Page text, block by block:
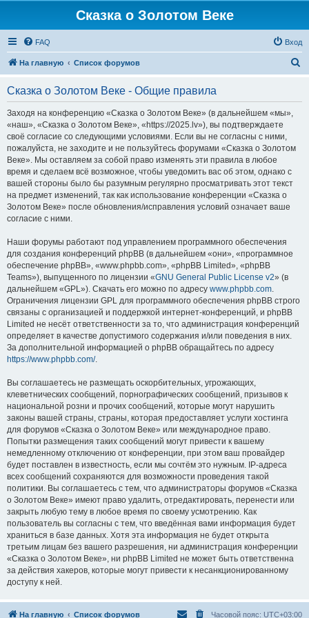
Сказка о Золотом Веке
FAQ Вход
На главную Список форумов
Сказка о Золотом Веке - Общие правила
Заходя на конференцию «Сказка о Золотом Веке» (в дальнейшем «мы»,
«наш», «Сказка о Золотом Веке», «https://2025.lv»), вы подтверждаете
своё согласие со следующими условиями. Если вы не согласны с ними,
пожалуйста, не заходите и не пользуйтесь форумами «Сказка о Золотом
Веке». Мы оставляем за собой право изменять эти правила в любое
время и сделаем всё возможное, чтобы уведомить вас об этом, однако с
вашей стороны было бы разумным регулярно просматривать этот текст
на предмет изменений, так как использование конференции «Сказка о
Золотом Веке» после обновления/исправления условий означает ваше
согласие с ними.
Наши форумы работают под управлением программного обеспечения
для создания конференций phpBB (в дальнейшем «они», «программное
обеспечение phpBB», «www.phpbb.com», «phpBB Limited», «phpBB
Teams»), выпущенного по лицензии «GNU General Public License v2» (в
дальнейшем «GPL»). Скачать его можно по адресу www.phpbb.com.
Ограничения лицензии GPL для программного обеспечения phpBB строго
связаны с организацией и поддержкой интернет-конференций, и phpBB
Limited не несёт ответственности за то, что администрация конференций
определяет в качестве допустимого содержания и/или поведения в них.
За дополнительной информацией о phpBB обращайтесь по адресу
https://www.phpbb.com/.
Вы соглашаетесь не размещать оскорбительных, угрожающих,
клеветнических сообщений, порнографических сообщений, призывов к
национальной розни и прочих сообщений, которые могут нарушить
законы вашей страны, страны, которая предоставляет услуги хостинга
для форумов «Сказка о Золотом Веке» или международное право.
Попытки размещения таких сообщений могут привести к вашему
немедленному отключению от конференции, при этом ваш провайдер
будет поставлен в известность, если мы сочтём это нужным. IP-адреса
всех сообщений сохраняются для возможности проведения такой
политики. Вы соглашаетесь с тем, что администраторы форумов «Сказка
о Золотом Веке» имеют право удалить, отредактировать, перенести или
закрыть любую тему в любое время по своему усмотрению. Как
пользователь вы согласны с тем, что введённая вами информация будет
храниться в базе данных. Хотя эта информация не будет открыта
третьим лицам без вашего разрешения, ни администрация конференции
«Сказка о Золотом Веке», ни phpBB Limited не может быть ответственна
за действия хакеров, которые могут привести к несанкционированному
доступу к ней.
На главную Список форумов Часовой пояс: UTC+03:00